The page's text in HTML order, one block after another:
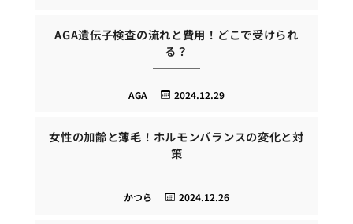
AGA遺伝子検査の流れと費用！どこで受けられ
る？
2024.12.29
AGA
女性の加齢と薄毛！ホルモンバランスの変化と対
策
2024.12.26
かつら